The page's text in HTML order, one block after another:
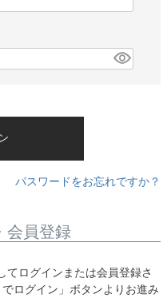
パスワードをお忘れですか？
会員登録
てログインまたは会員登録さ
ログイン」ボタンよりお進み